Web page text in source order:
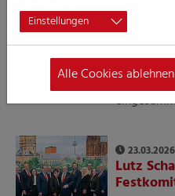
28.05.2026
Kölner
übergibt
Session
Mehr als
23.03.2026
Lutz
Einstellungen
Alle Cookies ablehnen